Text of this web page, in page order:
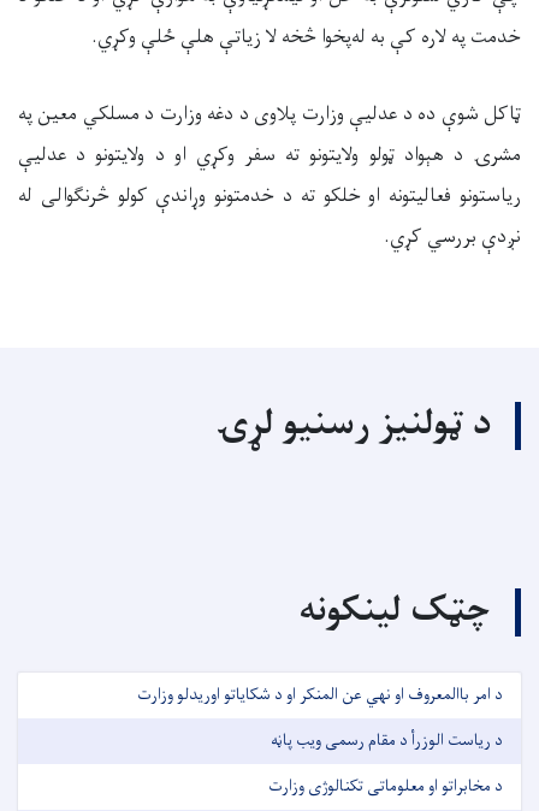
خدمت په لاره کې به له‌پخوا څخه لا زیاتې هلې ځلې وکړي.
ټاکل شوې ده د عدلیې وزارت پلاوی د دغه وزارت د مسلکي معین په
مشرۍ د هېواد ټولو ولایتونو ته سفر وکړي او د ولایتونو د عدلیې
ریاستونو فعالیتونه او خلکو ته د خدمتونو وړاندې کولو څرنګوالی له
نږدې بررسي کړي.
د ټولنیز رسنیو لړۍ
چټک لینکونه
د امر باالمعروف او نهي عن المنکر او د شکایاتو اوریدلو وزارت
د ریاست الوزرأ د مقام رسمی ویب پاڼه
د مخابراتو او معلوماتی تکنالوژی وزارت